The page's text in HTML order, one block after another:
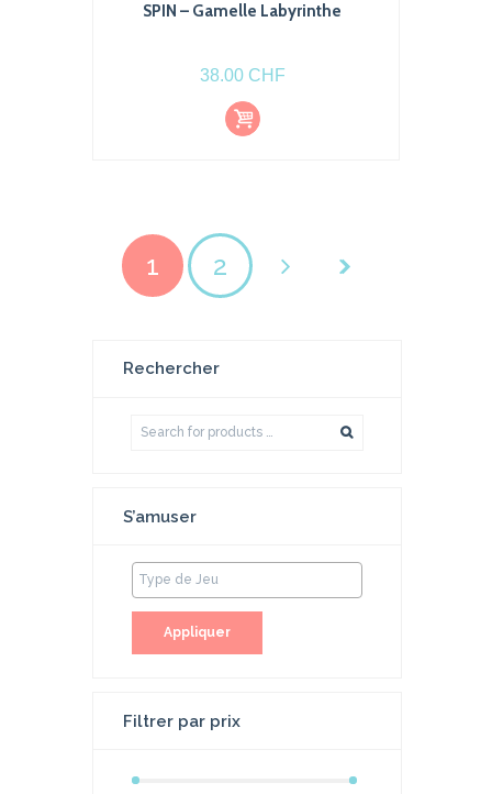
SPIN – Gamelle Labyrinthe
38.00 CHF
Ajout
er au
pani
1 2
Rechercher
S’amuser
Appliquer
Filtrer par prix